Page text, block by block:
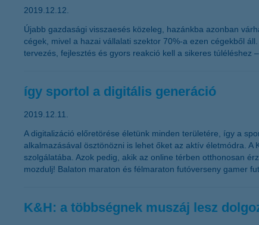
2019.12.12.
Újabb gazdasági visszaesés közeleg, hazánkba azonban
cégek, mivel a hazai vállalati szektor 70%-a ezen cégekből
tervezés, fejlesztés és gyors reakció kell a sikeres túléléshez
így sportol a digitális generáció
2019.12.11.
A digitalizáció előretörése életünk minden területére, így a
alkalmazásával ösztönözni is lehet őket az aktív életmódra.
szolgálatába. Azok pedig, akik az online térben otthonosan
mozdulj! Balaton maraton és félmaraton futóverseny gamer
K&H: a többségnek muszáj lesz